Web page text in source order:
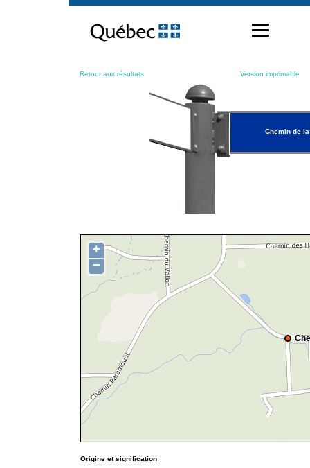
contenu
Retour aux résultats Version imprimable
Chemin de la
+
−
Origine et signification